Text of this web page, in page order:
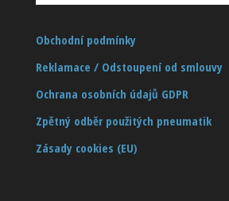
Obchodní podmínky
Reklamace / Odstoupení od smlouvy
Ochrana osobních údajů GDPR
Zpětný odběr použitých pneumatik
Zásady cookies (EU)